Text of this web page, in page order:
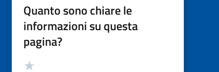
Quanto sono chiare le
informazioni su questa
pagina?
Valutazione